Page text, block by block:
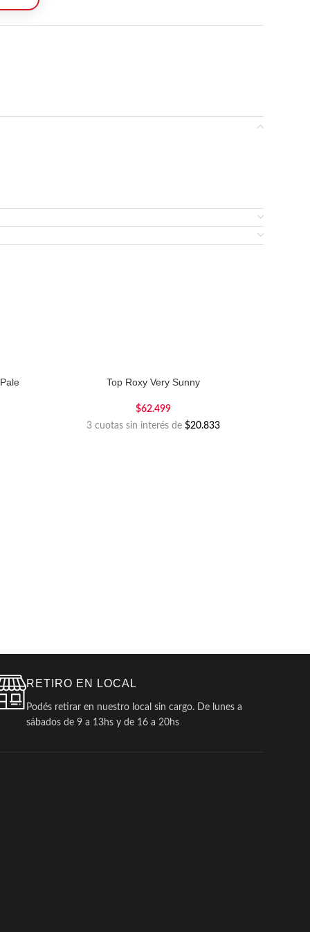
Top Roxy Very Sunny
$62.499
3 cuotas sin interés de $20.833
RETIRO EN LOCAL
Podés retirar en nuestro local sin cargo. De lunes a
sábados de 9 a 13hs y de 16 a 20hs